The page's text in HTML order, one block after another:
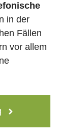
in der
Fällen
vor allem